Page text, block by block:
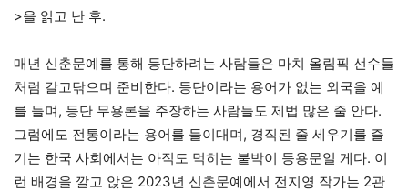
>을 읽고 난 후.
매년 신춘문예를 통해 등단하려는 사람들은 마치 올림픽 선수들
처럼 갈고닦으며 준비한다. 등단이라는 용어가 없는 외국을 예
를 들며, 등단 무용론을 주장하는 사람들도 제법 많은 줄 안다.
그럼에도 전통이라는 용어를 들이대며, 경직된 줄 세우기를 즐
기는 한국 사회에서는 아직도 먹히는 붙박이 등용문일 게다. 이
런 배경을 깔고 앉은 2023년 신춘문예에서 전지영 작가는 2관